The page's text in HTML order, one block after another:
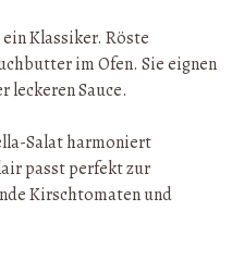
Klassiker. Röste
im Ofen. Sie eignen
leckeren Sauce.
Salat harmoniert
passt perfekt zur
Kirschtomaten und